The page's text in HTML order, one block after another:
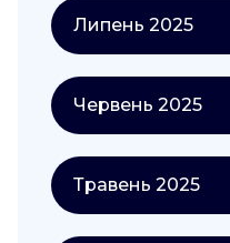
Липень 2025
Червень 2025
Травень 2025